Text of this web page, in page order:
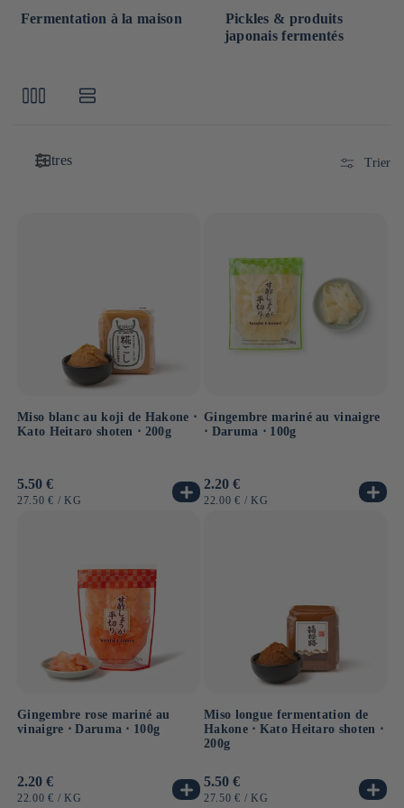
Fermentation à la maison
Pickles & produits
japonais fermentés
Filtres Trier
Miso blanc au koji de Hakone ⋅
Kato Heitaro shoten ⋅ 200g
Prix
habituel
5.50 €
PRIX
27.50 € / PAR
KG
Gingembre mariné au vinaigre
⋅ Daruma ⋅ 100g
Prix
habituel
2.20 €
PRIX
22.00 € / PAR
KG
Gingembre rose mariné au
vinaigre ⋅ Daruma ⋅ 100g
Prix
habituel
2.20 €
PRIX
22.00 € / PAR
KG
Miso longue fermentation de
Hakone ⋅ Kato Heitaro shoten ⋅
200g
Prix
habituel
5.50 €
PRIX
27.50 € / PAR
KG